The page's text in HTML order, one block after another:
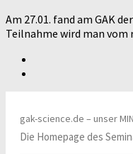
Am 27.01. fand am GAK
Teilnahme wird man vom
gak-science.de – unser
Die Homepage des